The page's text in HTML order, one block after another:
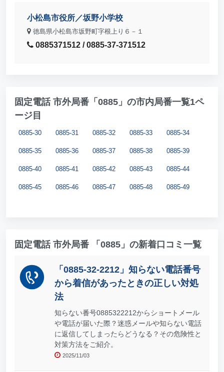
小松島市役所／坂野小学校
徳島県小松島市坂野町字根上り６－１
0885371512 / 0885-37-371512
固定電話 市外局番「0885」の市内局番一覧1ペ
ージ目
0885-30 0885-31 0885-32 0885-33 0885-34
0885-35 0885-36 0885-37 0885-38 0885-39
0885-40 0885-41 0885-42 0885-43 0885-44
0885-45 0885-46 0885-47 0885-48 0885-49
固定電話 市外局番 「0885」の新着口コミ一覧
「0885-32-2212」知らない電話番号
から着信があったときの正しい対処
法
知らない番号0885322212からショートメール
や電話が届いた際？迷惑メールや知らない電話
に返信してしまったらどうなる？その危険性と
対策方法をご紹介。
2025/11/03